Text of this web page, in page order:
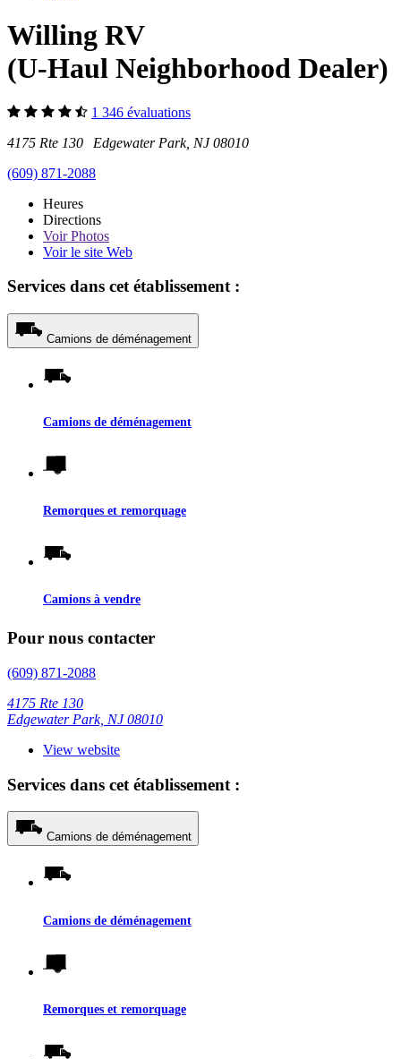
Willing RV
(U-Haul Neighborhood Dealer)
1 346 évaluations
4175 Rte 130 Edgewater Park, NJ 08010
(609) 871-2088
Heures
Directions
VoirPhotos
Voir le site Web
Services dans cet établissement :
Camions de déménagement
Camions de déménagement
Remorques et remorquage
Camions à vendre
Pour nous contacter
(609) 871-2088
4175 Rte 130
Edgewater Park, NJ 08010
View website
Services dans cet établissement :
Camions de déménagement
Camions de déménagement
Remorques et remorquage